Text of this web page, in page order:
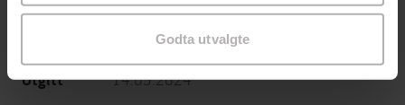
Godta utvalgte
Hoff(innleser)
Cappelen Damm
Utgitt 14.05.2024